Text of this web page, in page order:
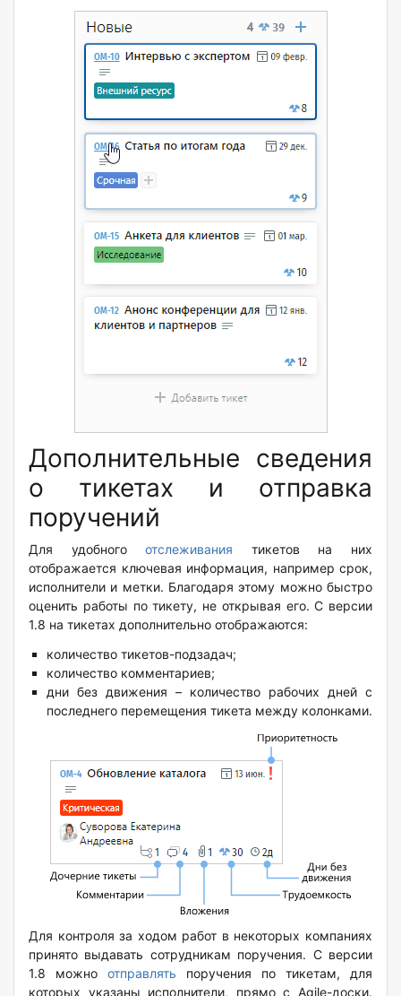
Дополнительные сведения
о тикетах и отправка
поручений
Для удобногоотслеживания тикетов на них
отображается ключевая информация, например срок,
исполнители и метки. Благодаря этому можно быстро
оценить работы по тикету, не открывая его. С версии
1.8 на тикетах дополнительно отображаются:
количество тикетов-подзадач;
количество комментариев;
дни без движения – количество рабочих дней с
последнего перемещения тикета между колонками.
Для контроля за ходом работ в некоторых компаниях
принято выдавать сотрудникам поручения. С версии
1.8 можно отправлять поручения по тикетам, для
которых указаны исполнители, прямо с Agile-доски.